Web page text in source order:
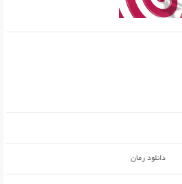
دانلود رمان